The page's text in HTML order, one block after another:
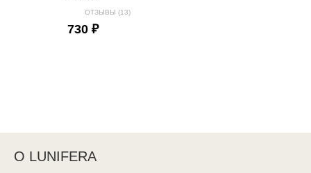
ОТЗЫВЫ (13)
730 ₽
О LUNIFERA